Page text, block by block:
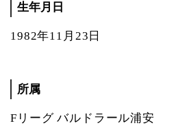
生年月日
1982年11月23日
所属
Fリーグ バルドラール浦安